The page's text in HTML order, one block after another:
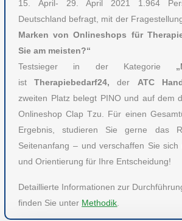
15. April- 29. April 2021 1.964
Deutschland befragt, mit der
Marken von Onlineshops für
Sie am meisten?“
Testsieger in der Kategorie
istTherapiebedarf24,der ATC
zweiten Platz belegt PINO und auf dem
Onlineshop Clap Tzu. Für einen
Ergebnis, studieren Sie gerne das
Seitenanfang – und verschaffen Sie sich
und Orientierung für Ihre Entscheidung!
Detaillierte Informationen zur
finden Sie unter Methodik.